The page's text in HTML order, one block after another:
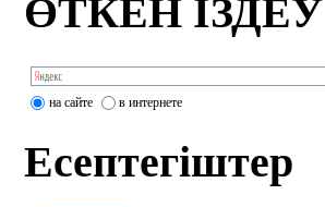
ӨТКЕН ІЗДЕУ
на сайте в интернете
Есептегіштер